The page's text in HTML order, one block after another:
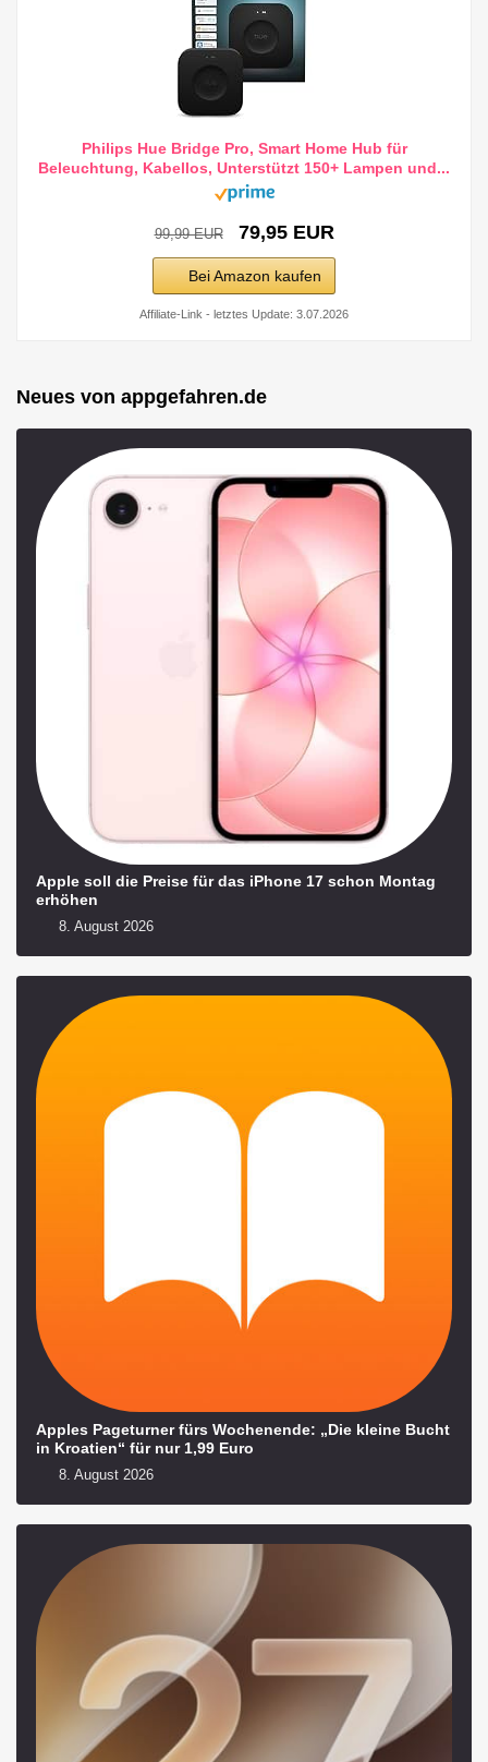
Philips Hue Bridge Pro, Smart Home Hub für
Beleuchtung, Kabellos, Unterstützt 150+ Lampen und...
99,99 EUR 79,95 EUR
Bei Amazon kaufen
Affiliate-Link - letztes Update: 3.07.2026
Neues von appgefahren.de
Apple soll die Preise für das iPhone 17 schon Montag
erhöhen
8. August 2026
Apples Pageturner fürs Wochenende: „Die kleine Bucht
in Kroatien“ für nur 1,99 Euro
8. August 2026